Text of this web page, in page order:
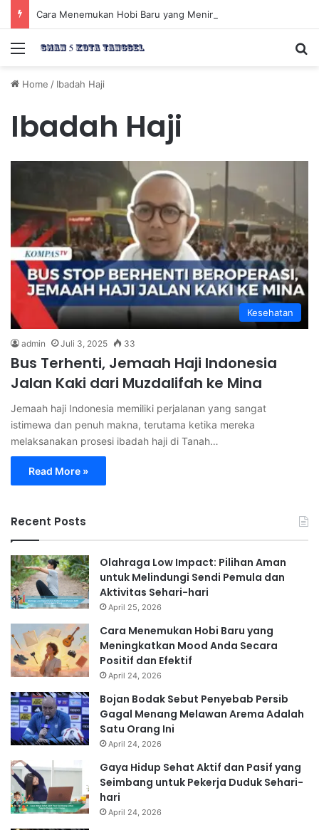
Menu
Home / Ibadah Haji
Ibadah Haji
Kesehatan
admin Juli 3, 2025 33
Bus Terhenti, Jemaah Haji Indonesia
Jalan Kaki dari Muzdalifah ke Mina
Jemaah haji Indonesia memiliki perjalanan yang sangat
istimewa dan penuh makna, terutama ketika mereka
melaksanakan prosesi ibadah haji di Tanah…
Read More »
Recent Posts
Olahraga Low Impact: Pilihan Aman
untuk Melindungi Sendi Pemula dan
Aktivitas Sehari-hari
April 25, 2026
Cara Menemukan Hobi Baru yang
Meningkatkan Mood Anda Secara
Positif dan Efektif
April 24, 2026
Bojan Bodak Sebut Penyebab Persib
Gagal Menang Melawan Arema Adalah
Satu Orang Ini
April 24, 2026
Gaya Hidup Sehat Aktif dan Pasif yang
Seimbang untuk Pekerja Duduk Sehari-
hari
April 24, 2026